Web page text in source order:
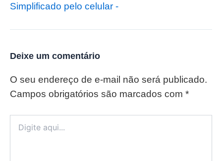
Simplificado pelo celular -
Deixe um comentário
O seu endereço de e-mail não será publicado.
Campos obrigatórios são marcados com *
aqui...